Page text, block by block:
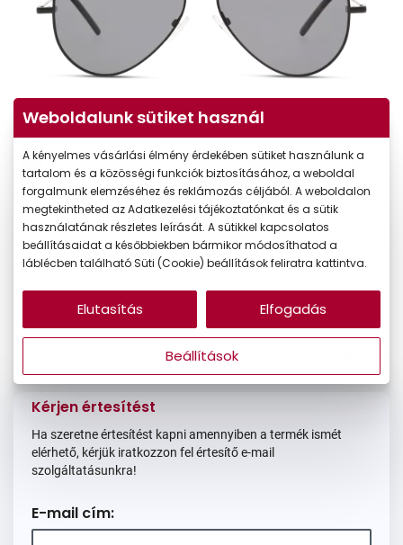
Ár: 23.090 Ft
Törzsvásárlói ár: 19.627 Ft
Online megvásárolható Jelenleg nincs készleten
58/14/145
Kérjen értesítést
Ha szeretne értesítést kapni amennyiben a termék ismét
elérhető, kérjük iratkozzon fel értesítő e-mail
szolgáltatásunkra!
E-mail cím:
Weboldalunk sütiket használ
A kényelmes vásárlási élmény érdekében sütiket használunk a
tartalom és a közösségi funkciók biztosításához, a weboldal
forgalmunk elemzéséhez és reklámozás céljából. A weboldalon
megtekintheted az Adatkezelési tájékoztatónkat és a sütik
használatának részletes leírását. A sütikkel kapcsolatos
beállításaidat a későbbiekben bármikor módosíthatod a
láblécben található Süti (Cookie) beállítások feliratra kattintva.
Beállítások
Elutasítás Elfogadás